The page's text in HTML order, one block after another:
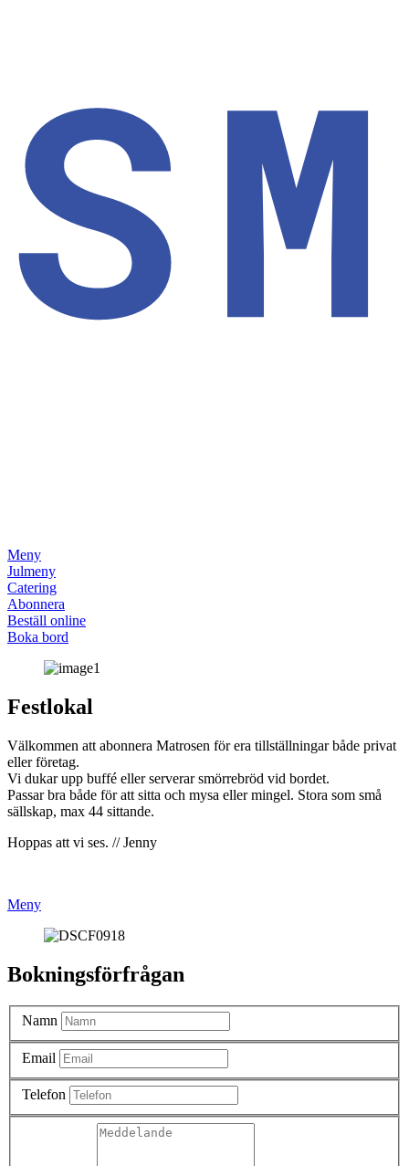
Meny
Julmeny
Catering
Abonnera
Beställ online
Boka bord
Festlokal
Välkommen att abonnera Matrosen för era tillställningar både privat
eller företag.
Vi dukar upp buffé eller serverar smörrebröd vid bordet.
Passar bra både för att sitta och mysa eller mingel. Stora som små
sällskap, max 44 sittande.
Hoppas att vi ses. // Jenny
Meny
Bokningsförfrågan
Namn
Email
Telefon